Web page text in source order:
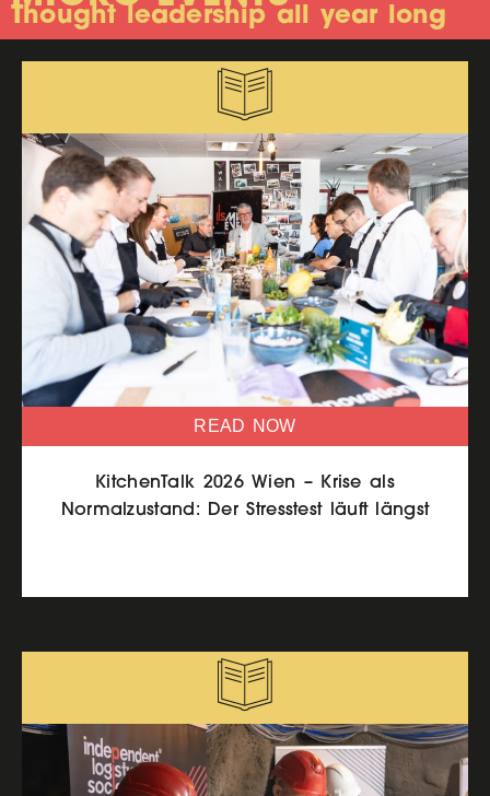
Thought leadership all year long
READ NOW
KitchenTalk 2026 Wien – Krise als
Normalzustand: Der Stresstest läuft längst